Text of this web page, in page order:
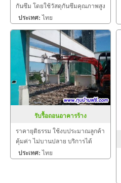
กันซึม โดยใช้วัสดุกันซึมคุณภาพสูง
เพื่อป้องกันผิวหน้าคอนกรีตและการ
ซึมของน้ำ
ประเทศ:ไทย
รับรื้อถอนอาคารร้าง
ราคายุติธรรม ใช้งบประมาณลูกค้า
คุ้มค่า ไม่บานปลาย บริการได้
มาตรฐาน
ประเทศ:ไทย